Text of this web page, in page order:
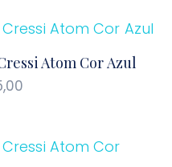
Atom Cor Azul